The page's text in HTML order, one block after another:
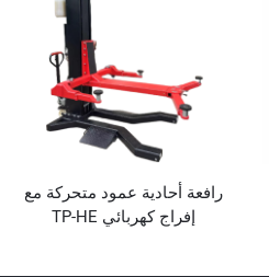
رافعة أحادية عمود متحركة مع
إفراج كهربائي TP-HE